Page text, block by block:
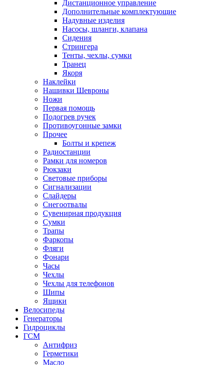
Дистанционное управление
Дополнительные комплектующие
Надувные изделия
Насосы, шланги, клапана
Сидения
Стрингера
Тенты, чехлы, сумки
Транец
Якоря
Наклейки
Нашивки Шевроны
Ножи
Первая помощь
Подогрев ручек
Противоугонные замки
Прочее
Болты и крепеж
Радиостанции
Рамки для номеров
Рюкзаки
Световые приборы
Сигнализации
Слайдеры
Снегоотвалы
Сувенирная продукция
Сумки
Трапы
Фаркопы
Фляги
Фонари
Часы
Чехлы
Чехлы для телефонов
Шипы
Ящики
Велосипеды
Генераторы
Гидроциклы
ГСМ
Антифриз
Герметики
Масло